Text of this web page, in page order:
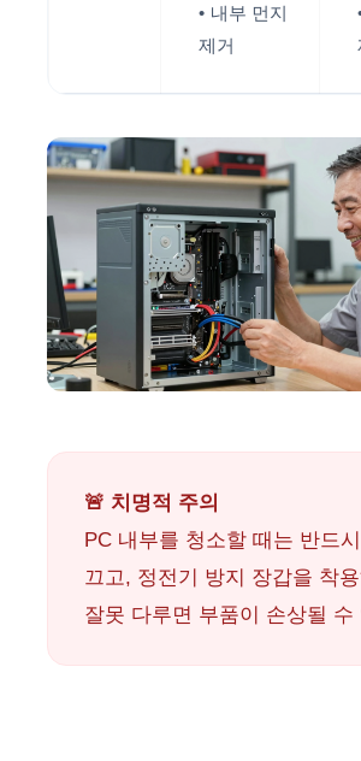
내부 먼지
제거
🚨 치명적 주의
PC 내부를 청소할 때는 반드
끄고, 정전기 방지 장갑을 착
잘못 다루면 부품이 손상될 수